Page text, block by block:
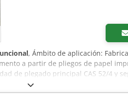
, Ámbito de aplicación:
a partir de pliegos de papel
de plegado principal CAS 52/4 y
con rodillos inclinados (SRT 52 /
C.P. Bourg BB3202 EVA